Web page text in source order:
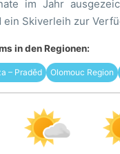
im Jahr
ein Skiverleih zur
in den Regionen:
– Praděd Olomouc Region